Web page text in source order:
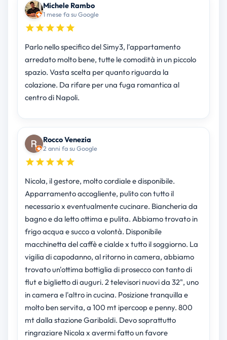
Michele Rambo
1 mese fa su Google
Parlo nello specifico del Simy3, l'appartamento
arredato molto bene, tutte le comodità in un piccolo
spazio. Vasta scelta per quanto riguarda la
colazione. Da rifare per una fuga romantica al
centro di Napoli.
Rocco Venezia
2 anni fa su Google
Nicola, il gestore, molto cordiale e disponibile.
Apparramento accogliente, pulito con tutto il
necessario x eventualmente cucinare. Biancheria da
bagno e da letto ottima e pulita. Abbiamo trovato in
frigo acqua e succo a volontà. Disponibile
macchinetta del caffè e cialde x tutto il soggiorno. La
vigilia di capodanno, al ritorno in camera, abbiamo
trovato un'ottima bottiglia di prosecco con tanto di
flut e biglietto di auguri. 2 televisori nuovi da 32", uno
in camera e l'altro in cucina. Posizione tranquilla e
molto ben servita, a 100 mt ipercoop e penny. 800
mt dalla stazione Garibaldi. Devo soprattutto
ringraziare Nicola x avermi fatto un favore